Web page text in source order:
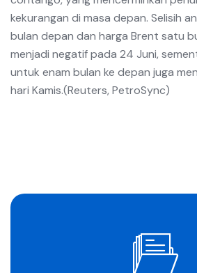
kekurangan di masa depan. Selisih
bulan depan dan harga Brent satu
menjadi negatif pada 24 Juni,
untuk enam bulan ke depan juga
hari Kamis.(Reuters, PetroSync)